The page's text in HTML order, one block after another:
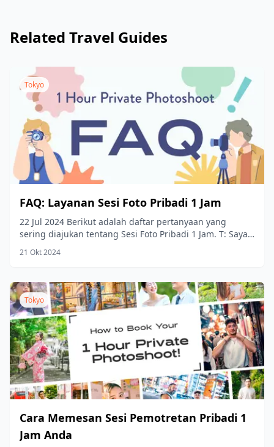
Related Travel Guides
Tokyo
FAQ: Layanan Sesi Foto Pribadi 1 Jam
22 Jul 2024 Berikut adalah daftar pertanyaan yang
sering diajukan tentang Sesi Foto Pribadi 1 Jam. T: Saya
21 Okt 2024
Tokyo
Cara Memesan Sesi Pemotretan Pribadi 1
Jam Anda